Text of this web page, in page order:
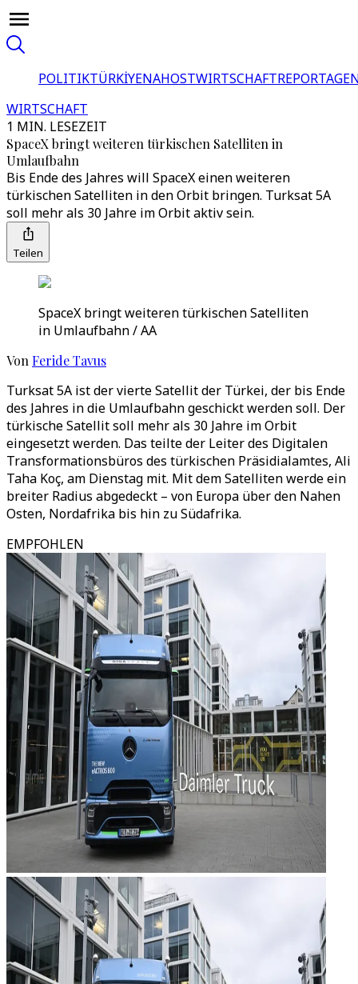
POLITIKTÜRKİYENAHOSTWIRTSCHAFT
WIRTSCHAFT
1 MIN. LESEZEIT
SpaceX bringt weiteren türkischen Satelliten in
Umlaufbahn
Bis Ende des Jahres will SpaceX einen weiteren
türkischen Satelliten in den Orbit bringen. Turksat 5A
soll mehr als 30 Jahre im Orbit aktiv sein.
Teilen
SpaceX bringt weiteren türkischen Satelliten
in Umlaufbahn / AA
Von Feride Tavus
Turksat 5A ist der vierte Satellit der Türkei, der bis Ende
des Jahres in die Umlaufbahn geschickt werden soll. Der
türkische Satellit soll mehr als 30 Jahre im Orbit
eingesetzt werden. Das teilte der Leiter des Digitalen
Transformationsbüros des türkischen Präsidialamtes, Ali
Taha Koç, am Dienstag mit. Mit dem Satelliten werde ein
breiter Radius abgedeckt – von Europa über den Nahen
Osten, Nordafrika bis hin zu Südafrika.
EMPFOHLEN